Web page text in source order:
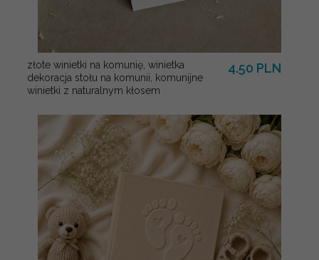
złote winietki na komunię, winietka
dekoracja stołu na komunii, komunijne
winietki z naturalnym kłosem
4.50 PLN